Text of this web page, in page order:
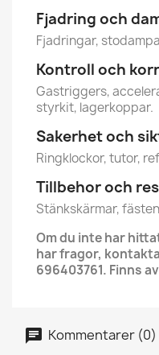
Fjadring och
Fjadringar,
Kontroll och
Gastriggers,
styrkit, lagerkoppar.
Sakerhet och
Ringklockor, tutor,
Tillbehor och
Stänkskärmar,
Om du inte har
har fragor,
696403761. Finns
Kommentarer (0)